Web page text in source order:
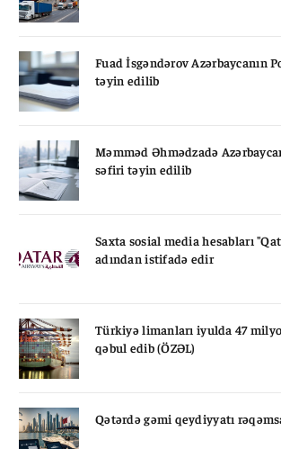
Fuad İsgəndərov Azərbaycanın
təyin edilib
Məmməd Əhmədzadə
səfiri təyin edilib
Saxta sosial media hesabları
adından istifadə edir
Türkiyə limanları iyulda 47
qəbul edib (ÖZƏL)
Qətərdə gəmi qeydiyyatı